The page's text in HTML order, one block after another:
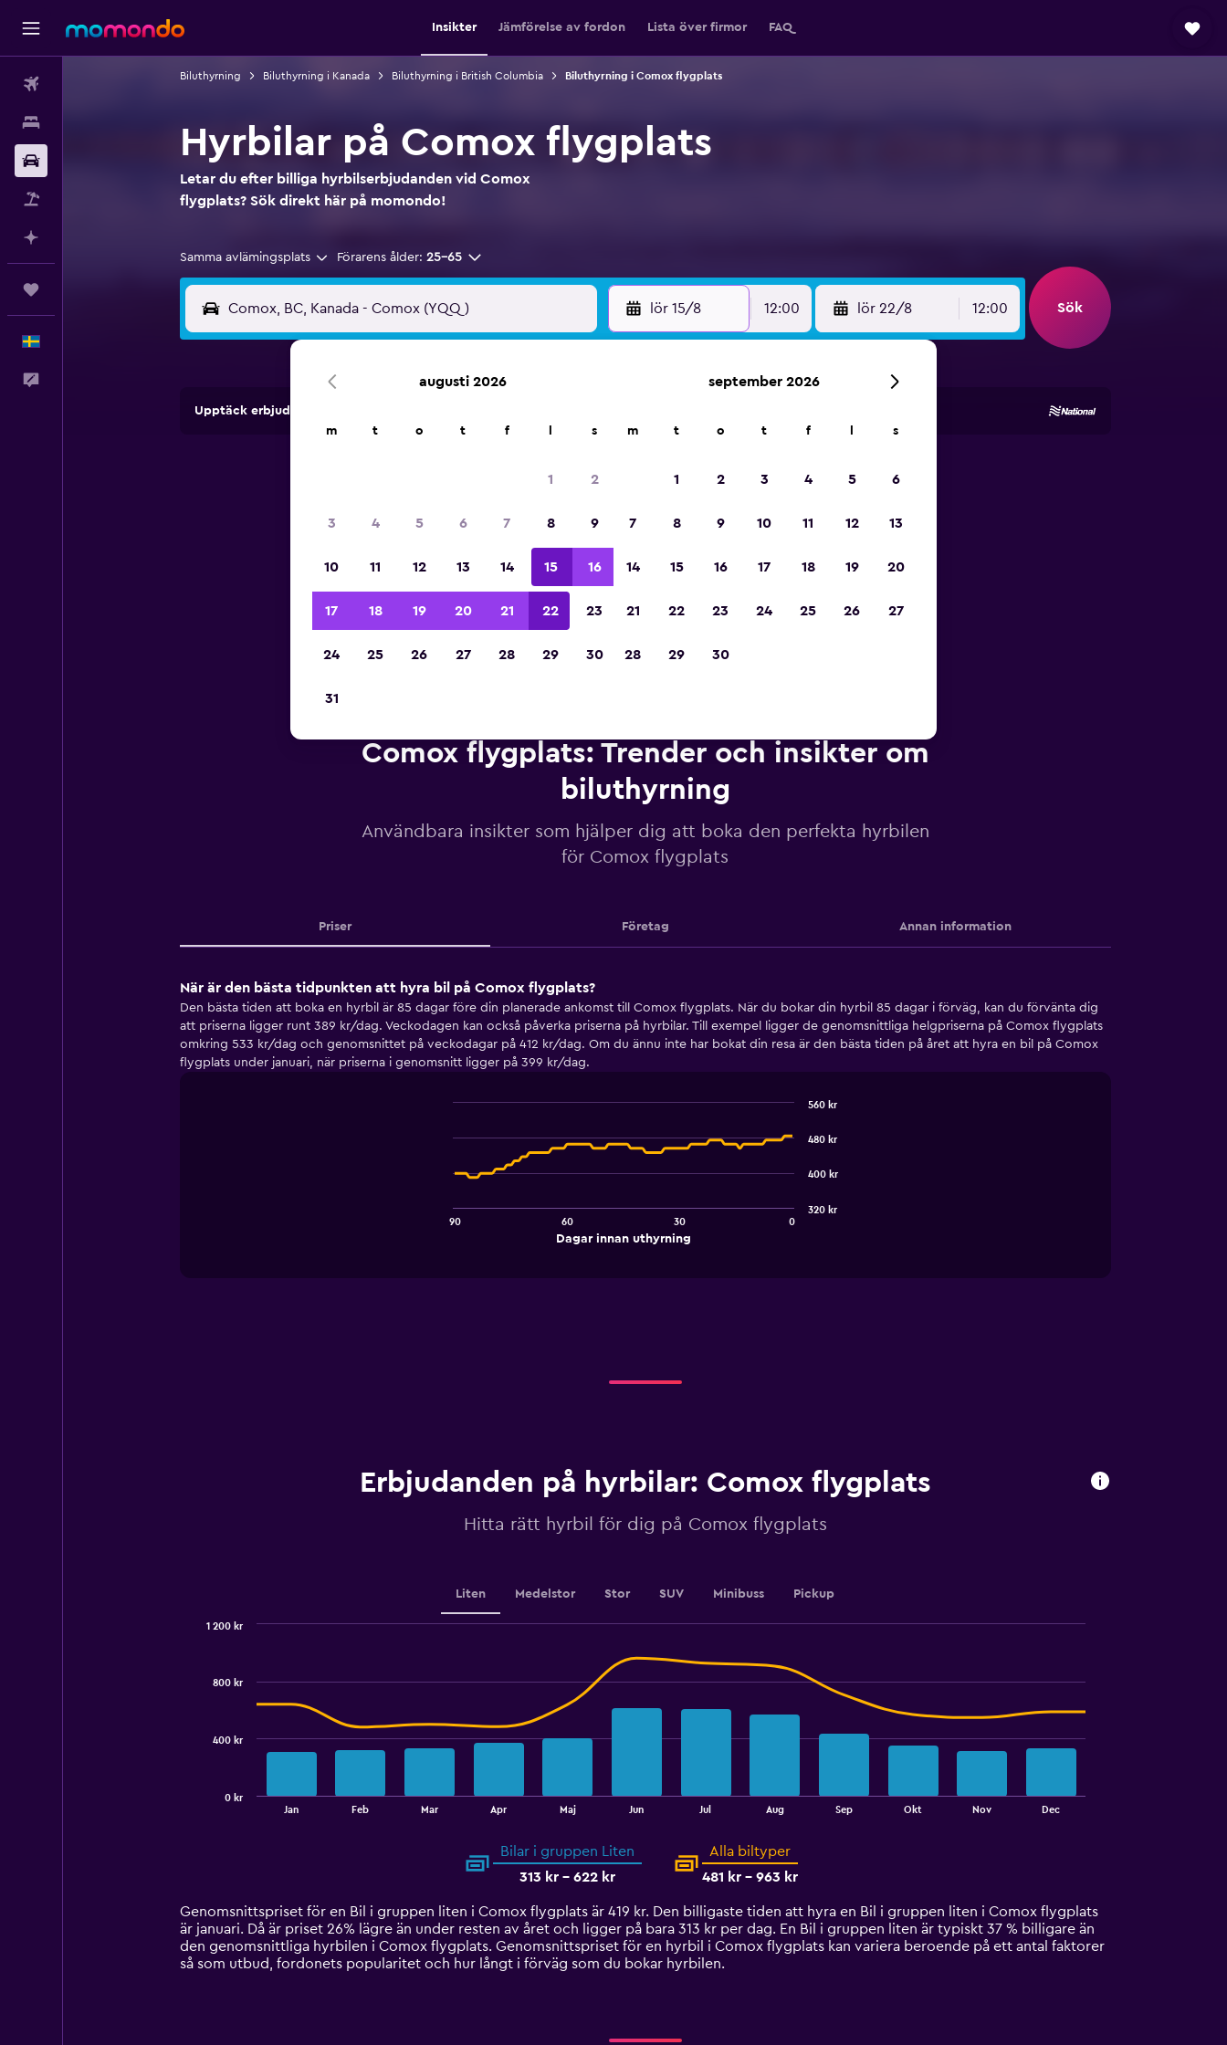
Insikter Jämförelse av fordon Lista över firmor FAQ
Biluthyrning Biluthyrning i Kanada Biluthyrning i British Columbia Biluthyrning i Comox flygplats
Hyrbilar på Comox flygplats
Letar du efter billiga hyrbilserbjudanden vid Comox
flygplats? Sök direkt här på momondo!
Samma avlämingsplats Förarens ålder: 25-65
lör 15/8 12:00 lör 22/8 12:00 Sök
Upptäck erbjudanden från uthyrningsföretag på över 70 000 platser med momondo.
2023
Comox flygplats: Trender och insikter om
biluthyrning
Användbara insikter som hjälper dig att boka den perfekta hyrbilen
för Comox flygplats
Priser Företag Annan information
När är den bästa tidpunkten att hyra bil på Comox flygplats?
Den bästa tiden att boka en hyrbil är 85 dagar före din planerade ankomst till Comox flygplats. När du bokar din hyrbil 85 dagar i förväg, kan du förvänta dig
att priserna ligger runt 389 kr/dag. Veckodagen kan också påverka priserna på hyrbilar. Till exempel ligger de genomsnittliga helgpriserna på Comox flygplats
omkring 533 kr/dag och genomsnittet på veckodagar på 412 kr/dag. Om du ännu inte har bokat din resa är den bästa tiden på året att hyra en bil på Comox
flygplats under januari, när priserna i genomsnitt ligger på 399 kr/dag.
chart
data
The
chart
has
Range:
320
to
Dagar innan uthyrning
90 60 30 0
320 kr
400 kr
480 kr
560 kr
Erbjudanden på hyrbilar: Comox flygplats
Hitta rätt hyrbil för dig på Comox flygplats
Liten Medelstor Stor SUV Minibuss Pickup
14
categories.
The
chart
Jan Feb Mar Apr Maj Jun Jul Aug Sep Okt Nov Dec
0 kr
400 kr
800 kr
1 200 kr
Bilar i gruppen Liten
313 kr - 622 kr
Alla biltyper
481 kr - 963 kr
Genomsnittspriset för en Bil i gruppen liten i Comox flygplats är 419 kr. Den billigaste tiden att hyra en Bil i gruppen liten i Comox flygplats
är januari. Då är priset 26% lägre än under resten av året och ligger på bara 313 kr per dag. En Bil i gruppen liten är typiskt 37 % billigare än
den genomsnittliga hyrbilen i Comox flygplats. Genomsnittspriset för en hyrbil i Comox flygplats kan variera beroende på ett antal faktorer
så som utbud, fordonets popularitet och hur långt i förväg som du bokar hyrbilen.
augusti 2026
m t o t f s
1 2
3 4 5 6 7 8 9
10 11 12 13 14 15 16
17 18 19 20 21 22 23
24 25 26 27 28 29 30
31
september 2026
m t o t f s
1 2 3 4 5 6
7 8 9 10 11 12 13
14 15 16 17 18 19 20
21 22 23 24 25 26 27
28 29 30